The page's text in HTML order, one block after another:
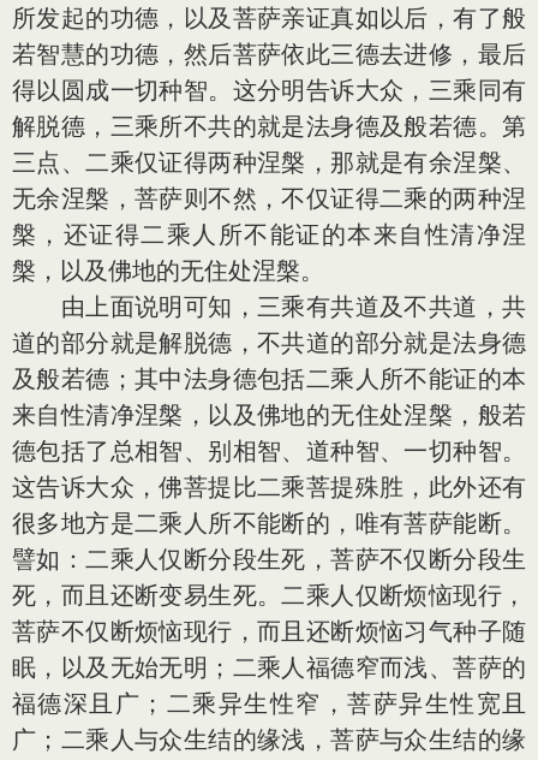
所发起的功德，以及菩萨亲证真如以后，有了般
若智慧的功德，然后菩萨依此三德去进修，最后
得以圆成一切种智。这分明告诉大众，三乘同有
解脱德，三乘所不共的就是法身德及般若德。第
三点、二乘仅证得两种涅槃，那就是有余涅槃、
无余涅槃，菩萨则不然，不仅证得二乘的两种涅
槃，还证得二乘人所不能证的本来自性清净涅
槃，以及佛地的无住处涅槃。
由上面说明可知，三乘有共道及不共道，共
道的部分就是解脱德，不共道的部分就是法身德
及般若德；其中法身德包括二乘人所不能证的本
来自性清净涅槃，以及佛地的无住处涅槃，般若
德包括了总相智、别相智、道种智、一切种智。
这告诉大众，佛菩提比二乘菩提殊胜，此外还有
很多地方是二乘人所不能断的，唯有菩萨能断。
譬如：二乘人仅断分段生死，菩萨不仅断分段生
死，而且还断变易生死。二乘人仅断烦恼现行，
菩萨不仅断烦恼现行，而且还断烦恼习气种子随
眠，以及无始无明；二乘人福德窄而浅、菩萨的
福德深且广；二乘异生性窄，菩萨异生性宽且
广；二乘人与众生结的缘浅，菩萨与众生结的缘